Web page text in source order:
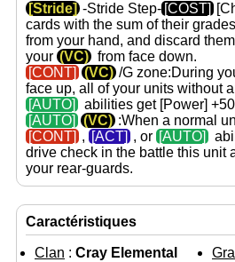
[Stride] -Stride Step- [COST]
cards with the sum of their
from your hand, and discard them]
your (VC) from face down.
[CONT]
(VC) /G zone:During
face up, all of your units without
[AUTO]
abilities get [Power]
[AUTO]
(VC) :When a normal
[CONT]
, [ACT] , or [AUTO]
drive check in the battle this unit
your rear-guards.
Caractéristiques
Clan : Cray Elemental